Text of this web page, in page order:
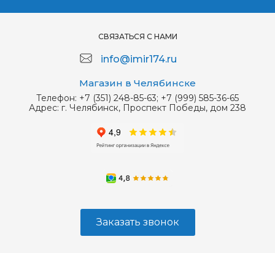
СВЯЗАТЬСЯ С НАМИ
info@imir174.ru
Магазин в Челябинске
Телефон: +7 (351) 248-85-63; +7 (999) 585-36-65
Адрес: г. Челябинск, Проспект Победы, дом 238
Заказать звонок